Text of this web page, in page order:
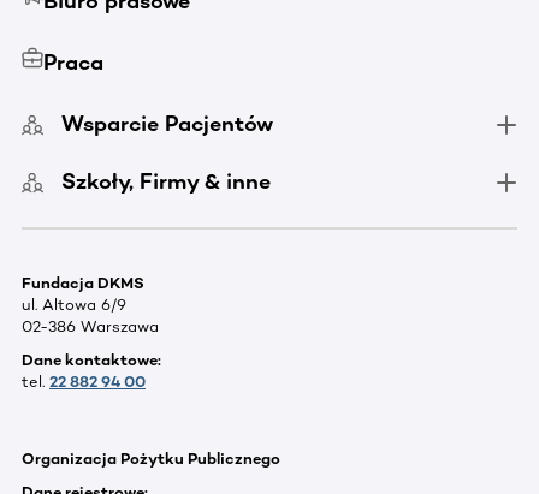
Praca
Wsparcie Pacjentów
Szkoły, Firmy & inne
Fundacja DKMS
ul. Altowa 6/9
02-386 Warszawa
Dane kontaktowe:
tel. 22 882 94 00
Organizacja Pożytku Publicznego